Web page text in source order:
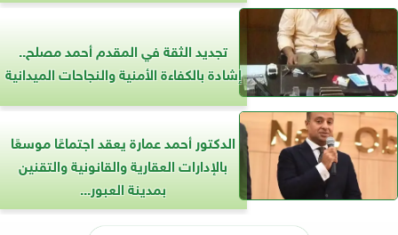
تجديد الثقة في المقدم أحمد مصلح..
إشادة بالكفاءة الأمنية والنجاحات الميدانية
الدكتور أحمد عمارة يعقد اجتماعًا موسعًا
بالإدارات العقارية والقانونية والتقنين
بمدينة العبور...